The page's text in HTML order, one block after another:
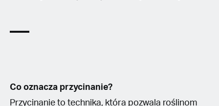
Co oznacza przycinanie?
Przycinanie to technika, która pozwala roślinom